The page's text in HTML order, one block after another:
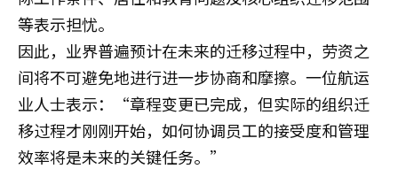
等表示担忧。
因此，业界普遍预计在未来的迁移过程中，劳资之
间将不可避免地进行进一步协商和摩擦。一位航运
业人士表示：“章程变更已完成，但实际的组织迁
移过程才刚刚开始，如何协调员工的接受度和管理
效率将是未来的关键任务。”